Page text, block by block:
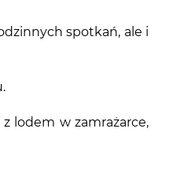
spotkań, ale i
lodem w zamrażarce,